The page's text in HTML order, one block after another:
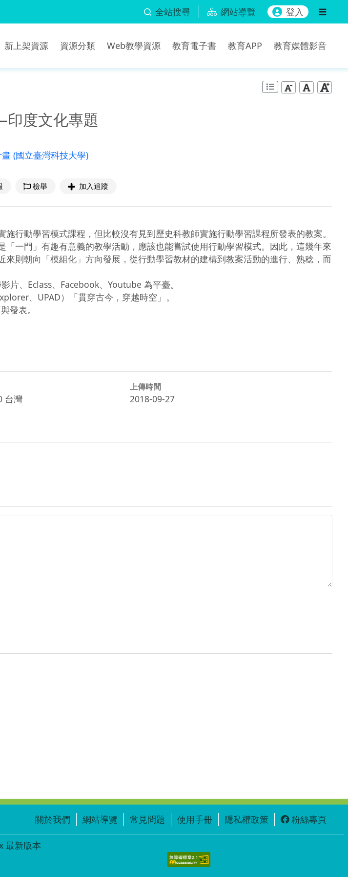
全站搜尋 網站導覽 登入
新上架資源 資源分類 Web教學資源 教育電子書 教育APP 教育媒體影音
度文化專題
(國立臺灣科技大學)
檢舉 加入追蹤
行動學習模式課程，但比較沒有見到歷史科教師實施行動學習課程所發表的教案。
一門」有趣有意義的教學活動，應該也能嘗試使用行動學習模式。因此，這幾年來
則朝向「模組化」方向發展，從行動學習教材的建構到教案活動的進行、熟稔，而
片、Eclass、Facebook、Youtube 為平臺。
、UPAD）「貫穿古今，穿越時空」。
發表。
台灣
上傳時間
2018-09-27
關於我們 網站導覽 常見問題 使用手冊 隱私權政策 粉絲專頁
最新版本